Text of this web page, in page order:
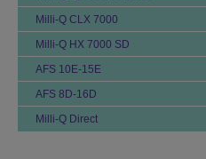
Milli-Q CLX 7000
Milli-Q HX 7000 SD
AFS 10E-15E
AFS 8D-16D
Milli-Q Direct